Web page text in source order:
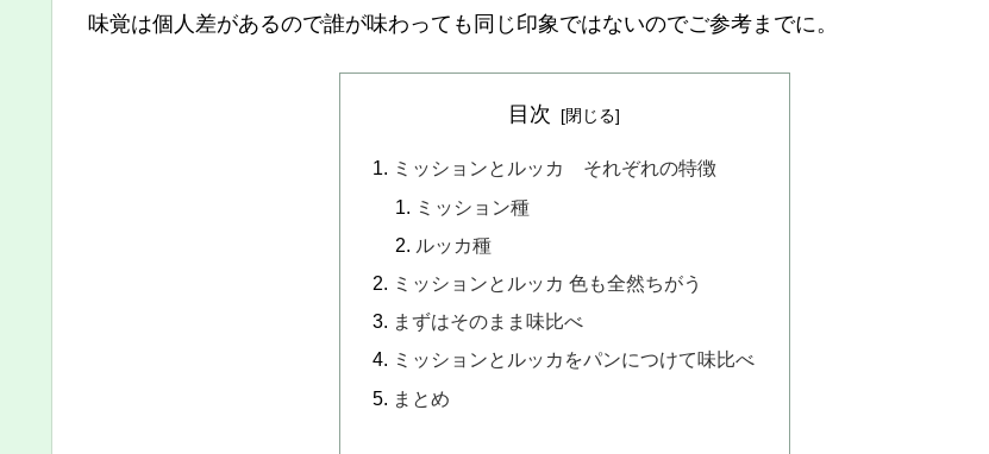
味覚は個人差があるので誰が味わっても同じ印象ではないのでご参考までに。
目次
ミッションとルッカ それぞれの特徴
ミッション種
ルッカ種
ミッションとルッカ 色も全然ちがう
まずはそのまま味比べ
ミッションとルッカをパンにつけて味比べ
まとめ